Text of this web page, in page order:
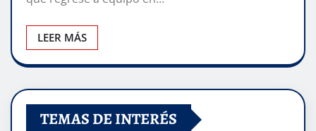
LEER MÁS
TEMAS DE INTERÉS